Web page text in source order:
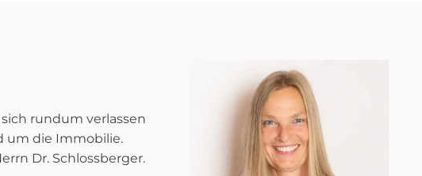
rundum verlassen
um die Immobilie.
Dr. Schlossberger.